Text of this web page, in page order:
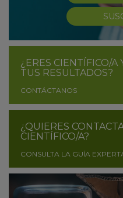
¿ERES CIENTÍFICO/
TUS RESULTADOS?
CONTÁCTANOS
¿QUIERES
CIENTÍFICO/A?
CONSULTA LA GUÍA